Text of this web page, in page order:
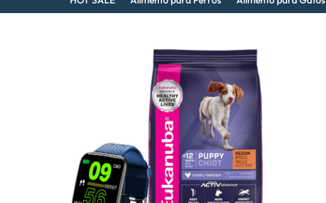
MASCOTA
MEJOR
MASCOTA